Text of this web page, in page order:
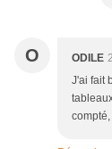
O ODILE
J'ai fait